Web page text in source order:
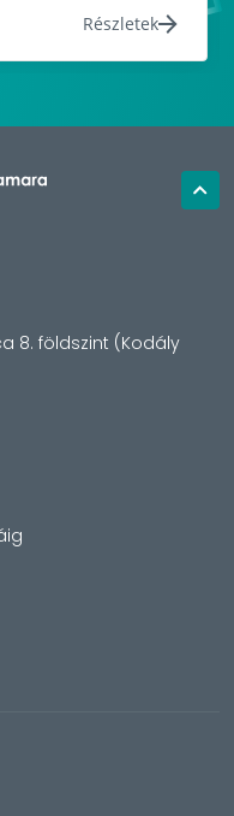
Részletek
8. földszint (Kodály